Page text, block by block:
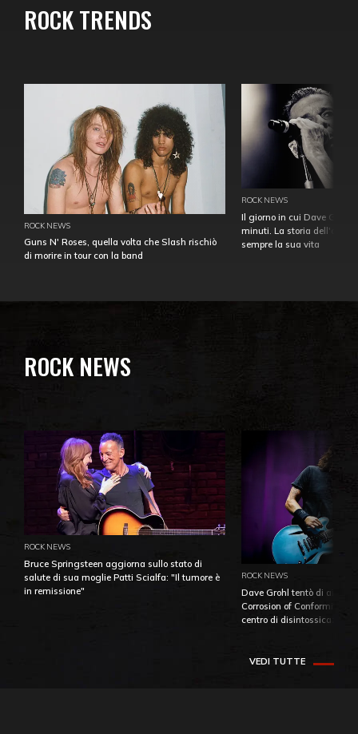
ROCK TRENDS
ROCK NEWS
Guns N' Roses, quella volta che Slash rischiò
di morire in tour con la band
ROCK NEWS
Il giorno in cui Dave
minuti. La storia
sempre la sua vita
ROCK NEWS
ROCK NEWS
Bruce Springsteen aggiorna sullo stato di
salute di sua moglie Patti Scialfa: "Il tumore è
in remissione"
ROCK NEWS
Dave Grohl tentò di
Corrosion of Conformity
centro di
VEDI TUTTE